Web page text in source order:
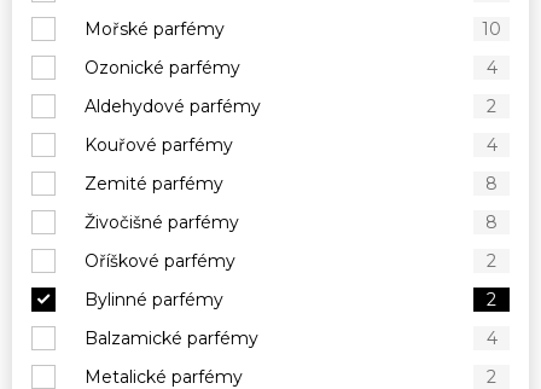
Mořské parfémy
10
Ozonické parfémy
4
Aldehydové parfémy
2
Kouřové parfémy
4
Zemité parfémy
8
Živočišné parfémy
8
Oříškové parfémy
2
Bylinné parfémy
2
Balzamické parfémy
4
Metalické parfémy
2